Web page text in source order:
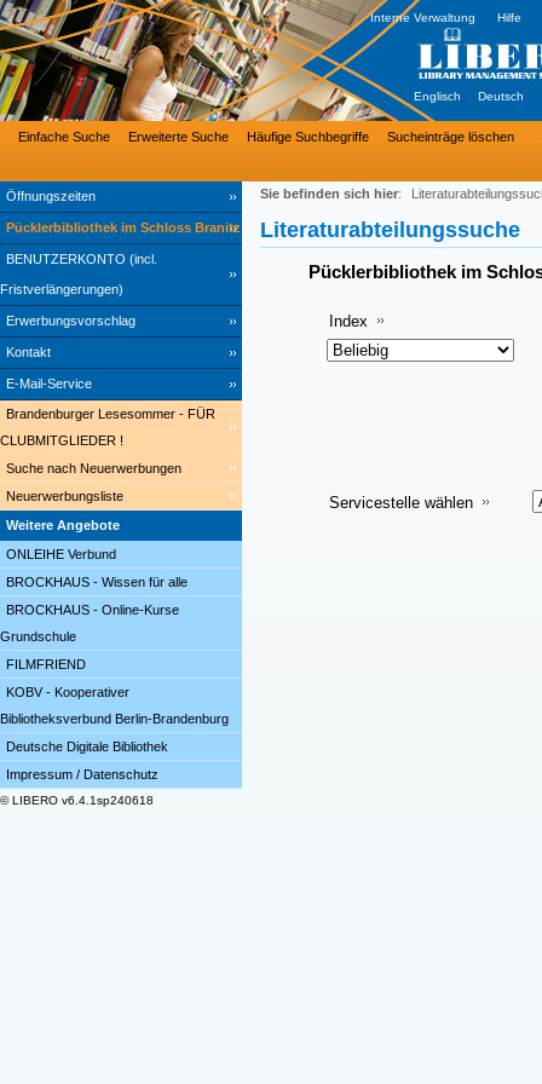
Öffnungszeiten
Pücklerbibliothek im Schloss Branitz
BENUTZERKONTO (incl.
Fristverlängerungen)
Erwerbungsvorschlag
Kontakt
E-Mail-Service
Einfache Suche Erweiterte Suche Häufige Suchbegriffe Sucheinträge löschen
Interne Verwaltung Hilfe
Englisch Deutsch
Brandenburger Lesesommer - FÜR
CLUBMITGLIEDER !
Suche nach Neuerwerbungen
Neuerwerbungsliste
Weitere Angebote
ONLEIHE Verbund
BROCKHAUS - Wissen für alle
BROCKHAUS - Online-Kurse
Grundschule
FILMFRIEND
KOBV - Kooperativer
Bibliotheksverbund Berlin-Brandenburg
Deutsche Digitale Bibliothek
Impressum / Datenschutz
© LIBERO v6.4.1sp240618
Sie befinden sich hier:
Literaturabteilungssuche
Pücklerbibliothek im
Servicestelle wählen
Index